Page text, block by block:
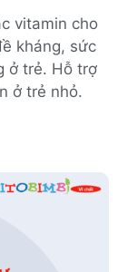
vitamin cho
kháng, sức
ở trẻ. Hỗ trợ
ở trẻ nhỏ.